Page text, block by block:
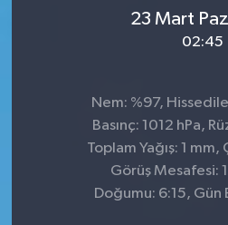
23 Mart
02:45
Nem: %97,
Basınç: 1012 hPa,
Toplam Yağış: 1 mm,
Görüş Mesafesi:
Doğumu: 6:15, Gün